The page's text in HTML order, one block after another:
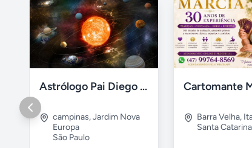
Astrólogo Pai Diego de Oxum
campinas,Jardim Nova
Europa
São Paulo
Cartomante
Barra Velha,
Santa Catarina